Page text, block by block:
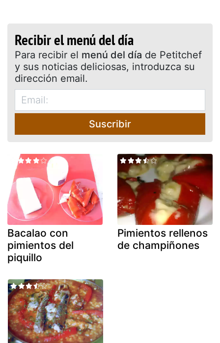
Recibir el menú del día
Para recibir el menú del día de Petitchef
y sus noticias deliciosas, introduzca su
dirección email.
Suscribir
Bacalao con
pimientos del
piquillo
Pimientos rellenos
de champiñones